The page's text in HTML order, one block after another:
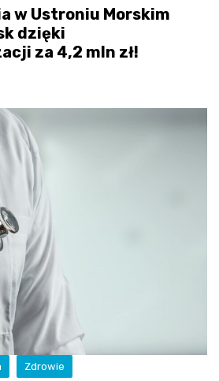
w Ustroniu Morskim
dzięki
za 4,2 mln zł!
Zdrowie